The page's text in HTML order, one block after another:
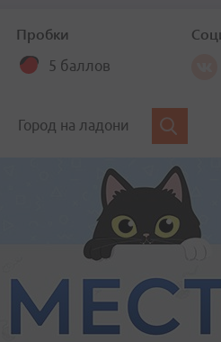
Пробки
5 баллов
Город на ладони